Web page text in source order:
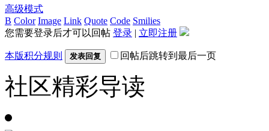
高级模式
B Color Image Link Quote Code Smilies
您需要登录后才可以回帖 登录 | 立即注册
本版积分规则 发表回复 回帖后跳转到最后一页
社区精彩导读